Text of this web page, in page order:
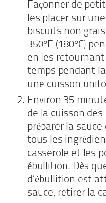
Façonner de
les placer sur
biscuits non
350°F (180°C)
en les
temps pendant
une cuisson
Environ 35
de la cuisson
préparer la
tous les
casserole et les
ébullition. Dès
d’ébullition est
sauce, retirer la